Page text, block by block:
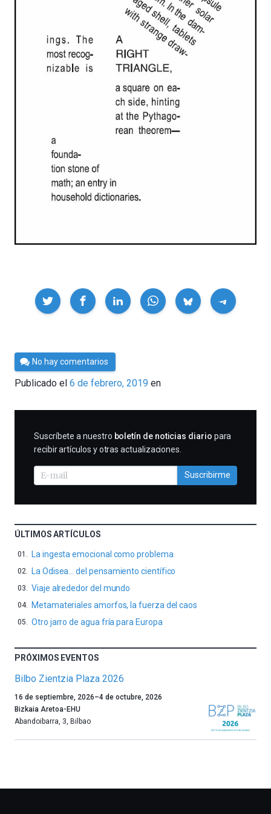
Compartir
Por
César
Tomé
No hay comentarios
Publicado el 6 de febrero, 2019 en
SUSCRIBIRME
Suscríbete a nuestro boletín de noticias diario para
recibir artículos y otras actualizaciones.
Suscribirme
ÚLTIMOS ARTÍCULOS
La ingesta emocional como problema
La Odisea… del pensamiento científico
Viaje alrededor del mundo
Metamateriales amorfos, la fuerza del caos
Otro jarro de agua fría para Europa
PRÓXIMOS EVENTOS
Bilbo Zientzia Plaza 2026
Un
año
más,
16 de septiembre, 2026–4 de octubre, 2026
Bizkaia Aretoa-EHU
Abandoibarra, 3 Bilbao